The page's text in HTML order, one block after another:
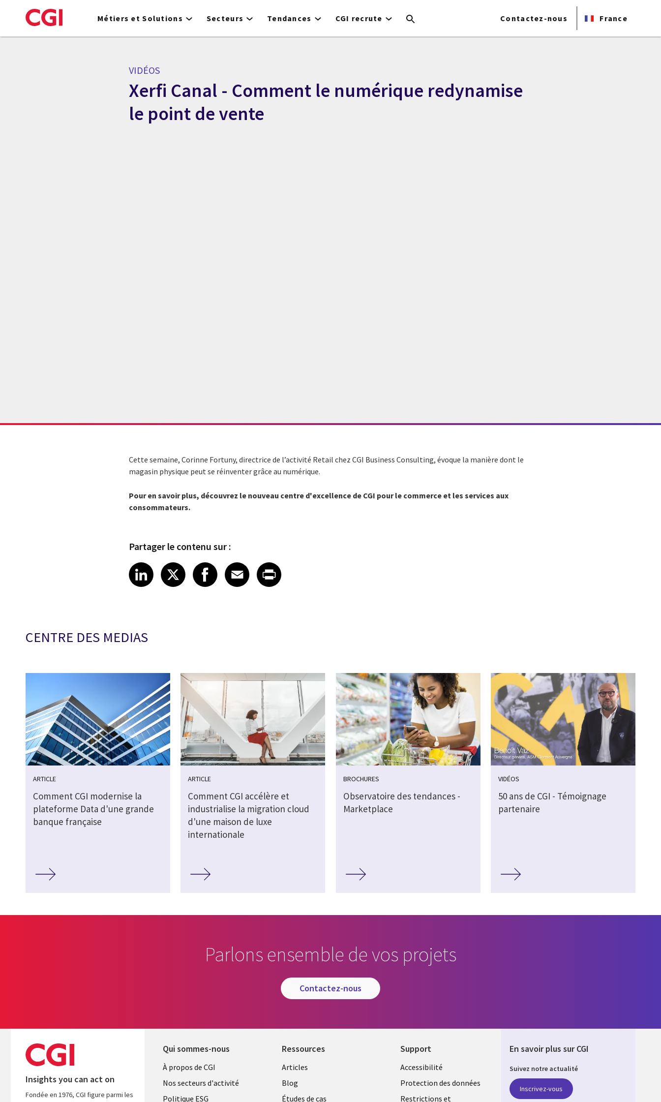
to
Métiers et Solutions Secteurs Tendances CGI recrute Contactez-nous France
VIDÉOS
Xerfi Canal - Comment le numérique redynamise
le point de vente
Cette semaine, Corinne Fortuny, directrice de l’activité Retail chez CGI Business Consulting, évoque la manière dont le
magasin physique peut se réinventer grâce au numérique.
Pour en savoir plus, découvrez le nouveau centre d'excellence de CGI pour le commerce et les services aux
consommateurs.
Partager le contenu sur :
Share article on LinkedIn
LinkedIn
Share article on X
XShare article on Facebook
Facebook
Share article on Email
Email
Share article on Print
CENTRE DES MEDIAS
ARTICLE
Comment CGI modernise la
plateforme Data d'une grande
banque française
ARTICLE
Comment CGI accélère et
industrialise la migration cloud
d'une maison de luxe
internationale
BROCHURES
Observatoire des tendances -
Marketplace
VIDÉOS
50 ans de CGI - Témoignage
partenaire
Parlons ensemble de vos projets
contactez-nous
Insights you can act on
Fondée en 1976, CGI figure parmi les
Qui sommes-nous
Useful
links
À propos de CGI
Nos secteurs d'activité
Politique ESG
Ressources
Library
Links
Articles
Blog
Études de cas
Support
Legal
FRANCE
Accessibilité
Protection des données
Restrictions et
En savoir plus sur CGI
Suivez notre actualité
Inscrivez-vous